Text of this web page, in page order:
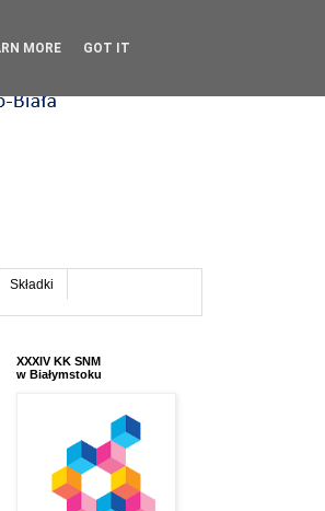
Składki
XXXIV KK SNM
w Białymstoku
MORE GOT IT